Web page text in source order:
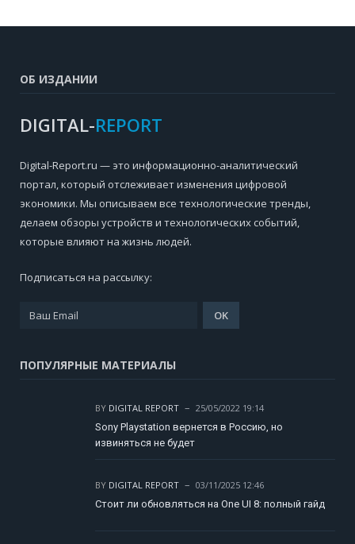
ОБ ИЗДАНИИ
DIGITAL-REPORT
Digital-Report.ru — это информационно-аналитический
портал, который отслеживает изменения цифровой
экономики. Мы описываем все технологические тренды,
делаем обзоры устройств и технологических событий,
которые влияют на жизнь людей.
Подписаться на рассылку:
ПОПУЛЯРНЫЕ МАТЕРИАЛЫ
BY DIGITAL REPORT
25/05/2022 19:14
Sony Playstation вернется в Россию, но
извиняться не будет
BY DIGITAL REPORT
03/11/2025 12:46
Стоит ли обновляться на One UI 8: полный гайд